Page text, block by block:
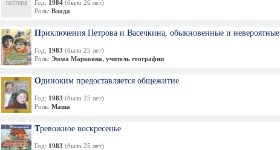
Год: 1984 (было 26 лет)
Роль: Влада
Приключения Петрова и Васечкина, обыкновенные и невероятные
Год: 1983 (было 25 лет)
Роль: Эмма Марковна, учитель географии
Одиноким предоставляется общежитие
Год: 1983 (было 25 лет)
Роль: Маша
Тревожное воскресенье
Год: 1983 (было 25 лет)